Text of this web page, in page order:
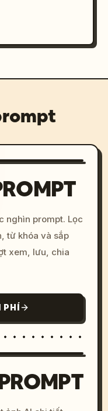
nghìn prompt. Lọc
từ khóa và sắp
xem, lưu, chia
PHÍ